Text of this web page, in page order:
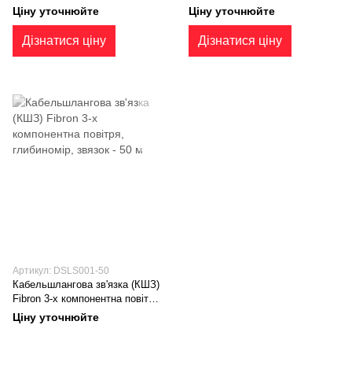
глибиномір, звязок -100 м
(DSLS001-100)
Ціну уточнюйте
Дізнатися ціну
глибиномір, звязок, світло/
відео -100 м
Ціну уточнюйте
Дізнатися ціну
Артикул: DSLS001-50
Кабельшлангова зв'язка (КШЗ)
Fibron 3-х компонентна повітря,
глибиномір, звязок - 50 м
Ціну уточнюйте